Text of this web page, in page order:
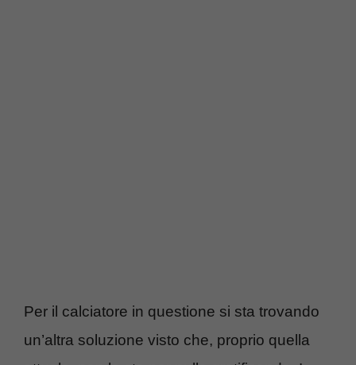
Per il calciatore in questione si sta trovando
un’altra soluzione visto che, proprio quella